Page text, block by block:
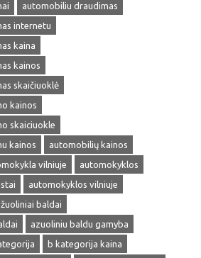
automobiliu draudimas
internetu
kaina
kainos
skaičiuoklė
kainos
skaiciuokle
kainos
automobilių kainos
vilniuje
automokyklos
automokyklos vilniuje
baldai
azuoliniu baldu gamyba
b kategorija kaina